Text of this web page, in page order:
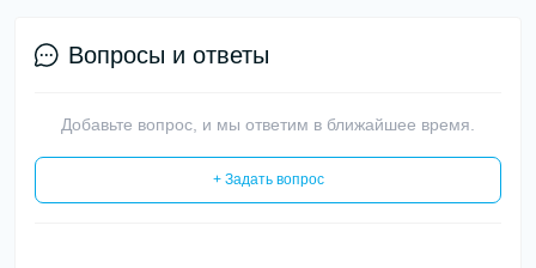
Вопросы и ответы
Добавьте вопрос, и мы ответим в ближайшее время.
+ Задать вопрос